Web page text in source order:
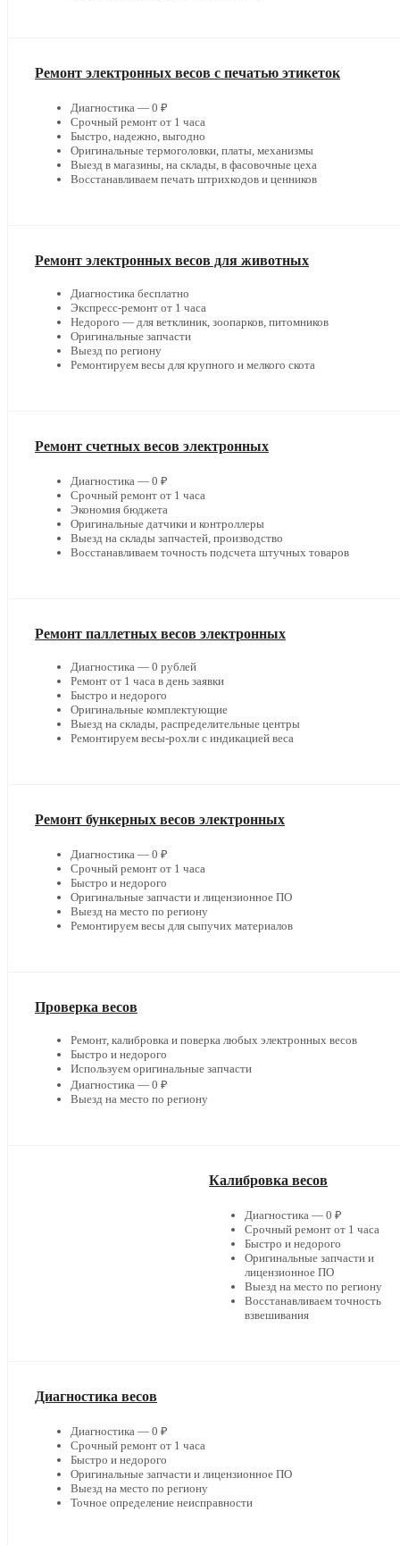
Ремонт электронных весов с печатью этикеток
Диагностика — 0 ₽
Срочный ремонт от 1 часа
Быстро, надежно, выгодно
Оригинальные термоголовки, платы, механизмы
Выезд в магазины, на склады, в фасовочные цеха
Восстанавливаем печать штрихкодов и ценников
Ремонт электронных весов для животных
Диагностика бесплатно
Экспресс-ремонт от 1 часа
Недорого — для ветклиник, зоопарков, питомников
Оригинальные запчасти
Выезд по региону
Ремонтируем весы для крупного и мелкого скота
Ремонт счетных весов электронных
Диагностика — 0 ₽
Срочный ремонт от 1 часа
Экономия бюджета
Оригинальные датчики и контроллеры
Выезд на склады запчастей, производство
Восстанавливаем точность подсчета штучных товаров
Ремонт паллетных весов электронных
Диагностика — 0 рублей
Ремонт от 1 часа в день заявки
Быстро и недорого
Оригинальные комплектующие
Выезд на склады, распределительные центры
Ремонтируем весы-рохли с индикацией веса
Ремонт бункерных весов электронных
Диагностика — 0 ₽
Срочный ремонт от 1 часа
Быстро и недорого
Оригинальные запчасти и лицензионное ПО
Выезд на место по региону
Ремонтируем весы для сыпучих материалов
Проверка весов
Ремонт, калибровка и поверка любых электронных весов
Быстро и недорого
Используем оригинальные запчасти
Диагностика — 0 ₽
Выезд на место по региону
Калибровка весов
Диагностика — 0 ₽
Срочный ремонт от 1 часа
Быстро и недорого
Оригинальные запчасти и
лицензионное ПО
Выезд на место по региону
Восстанавливаем точность
взвешивания
Диагностика весов
Диагностика — 0 ₽
Срочный ремонт от 1 часа
Быстро и недорого
Оригинальные запчасти и лицензионное ПО
Выезд на место по региону
Точное определение неисправности